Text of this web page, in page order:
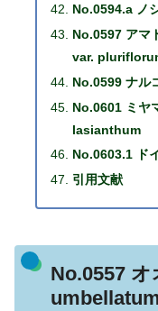
No.0594.a ノ
No.0597 ア
var.
No.0599 ナ
No.0601 ミヤ
lasianthum
No.0603.1 ド
引用文献
No.0557